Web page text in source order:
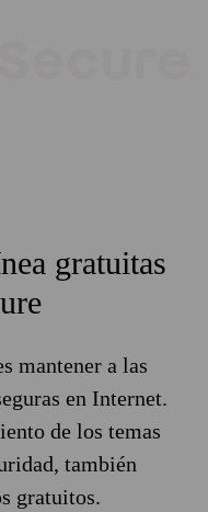
gratuitas
mantener a las
en Internet.
de los temas
también
gratuitos.